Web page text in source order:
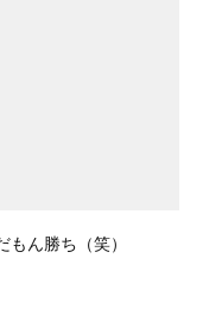
ん勝ち（笑）